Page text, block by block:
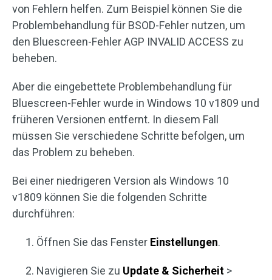
von Fehlern helfen. Zum Beispiel können Sie die
Problembehandlung für BSOD-Fehler nutzen, um
den Bluescreen-Fehler AGP INVALID ACCESS zu
beheben.
Aber die eingebettete Problembehandlung für
Bluescreen-Fehler wurde in Windows 10 v1809 und
früheren Versionen entfernt. In diesem Fall
müssen Sie verschiedene Schritte befolgen, um
das Problem zu beheben.
Bei einer niedrigeren Version als Windows 10
v1809 können Sie die folgenden Schritte
durchführen:
Öffnen Sie das Fenster Einstellungen.
Navigieren Sie zu Update & Sicherheit >